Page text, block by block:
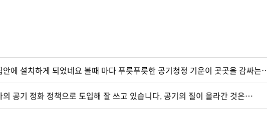
에 설치하게 되었네요 볼때 마다 푸릇푸릇한 공기청정 기운이 곳곳을 감싸
공기 정화 정책으로 도입해 잘 쓰고 있습니다. 공기의 질이 올라간 것은…